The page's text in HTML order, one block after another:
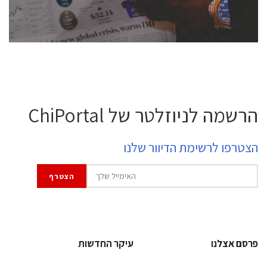
לחץ לפרטים
הרשמה לניוזלטר של ChiPortal
הצטרפו לרשימת הדיוור שלנו
פרסם אצלנו
עיקר החדשות